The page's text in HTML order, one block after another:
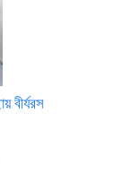
বীর্যরস